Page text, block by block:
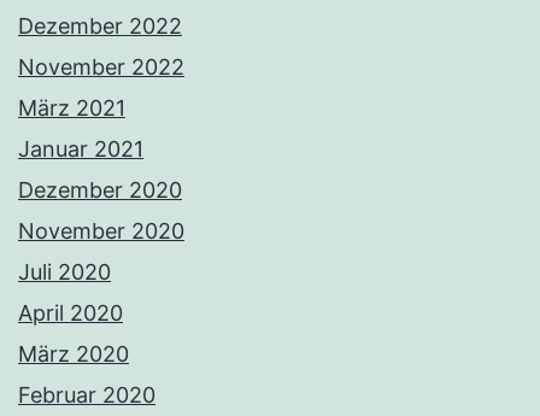
Dezember 2022
November 2022
März 2021
Januar 2021
Dezember 2020
November 2020
Juli 2020
April 2020
März 2020
Februar 2020